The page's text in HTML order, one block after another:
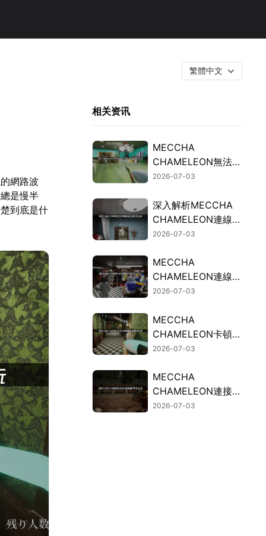
繁體中文
網路波
是慢半
到底是什
相关资讯
MECCHA
CHAMELEON無法連
線的檢測與修復指
2026-07-03
深入解析MECCHA
CHAMELEON連線延
遲過高的成因與加速
2026-07-03
MECCHA
CHAMELEON連線失
敗的常見因素與有效
2026-07-03
MECCHA
CHAMELEON卡頓？
連線斷線問題的解決
2026-07-03
MECCHA
CHAMELEON連接斷
開？UU加速器免費
2026-07-03